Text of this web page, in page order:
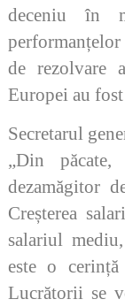
deceniu în
de rezolvare
Europei au
Secretarul
„Din păcate,
dezamăgitor
Creșterea
salariul
este o
Lucrătorii se